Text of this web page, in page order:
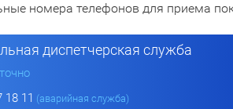
номера телефонов для приема
диспетчерская служба
18 11 (аварийная служба)